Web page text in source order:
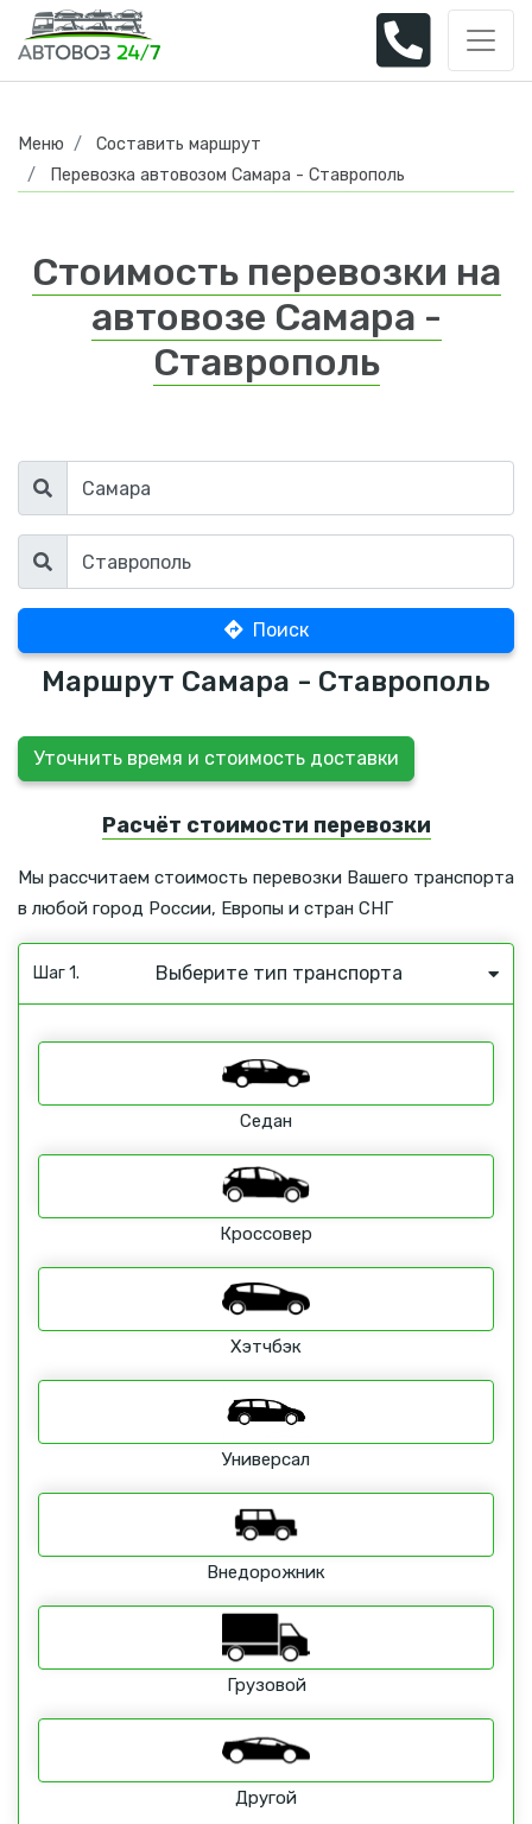
Меню
Составить маршрут
Перевозка автовозом Самара - Ставрополь
Стоимость перевозки на
автовозе Самара -
Ставрополь
Поиск
Маршрут Самара - Ставрополь
Уточнить время и стоимость доставки
Расчёт стоимости перевозки
Мы рассчитаем стоимость перевозки Вашего транспорта
в любой город России, Европы и стран СНГ
Шаг 1. Выберите тип транспорта
Седан
Кроссовер
Хэтчбэк
Универсал
Внедорожник
Грузовой
Другой